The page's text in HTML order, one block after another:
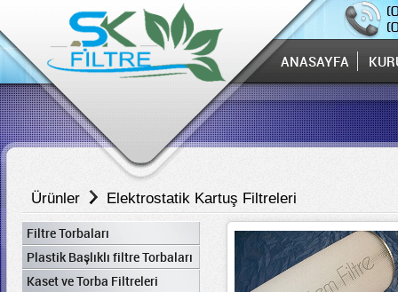
ANASAYFA
ANASAYFA
ANASAYFA
Ürünler Elektrostatik Kartuş Filtreleri
Filtre Torbaları
Plastik Başlıklı filtre Torbaları
Kaset ve Torba Filtreleri